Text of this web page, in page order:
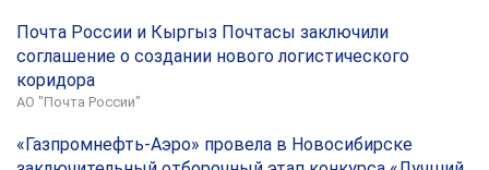
Почта России и Кыргыз Почтасы заключили
соглашение о создании нового логистического
коридора
АО "Почта России"
«Газпромнефть-Аэро» провела в Новосибирске